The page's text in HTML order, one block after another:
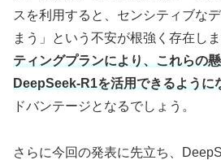
スを利用すると、センシティブな
まう」という不安が根強く存在しま
ティングプランにより、これらの
DeepSeek-R1を活用できるように
ドバンテージとなるでしょう。
さらに今回の発表に先立ち、